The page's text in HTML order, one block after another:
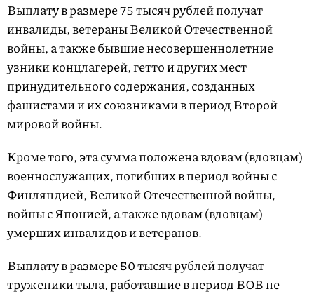
Выплату в размере 75 тысяч рублей получат
инвалиды, ветераны Великой Отечественной
войны, а также бывшие несовершеннолетние
узники концлагерей, гетто и других мест
принудительного содержания, созданных
фашистами и их союзниками в период Второй
мировой войны.
Кроме того, эта сумма положена вдовам (вдовцам)
военнослужащих, погибших в период войны с
Финляндией, Великой Отечественной войны,
войны с Японией, а также вдовам (вдовцам)
умерших инвалидов и ветеранов.
Выплату в размере 50 тысяч рублей получат
труженики тыла, работавшие в период ВОВ не